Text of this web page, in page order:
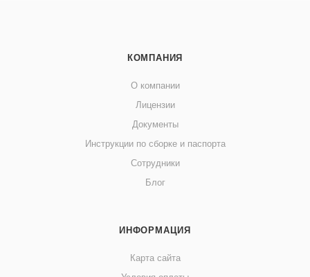
КОМПАНИЯ
О компании
Лицензии
Документы
Инструкции по сборке и паспорта
Сотрудники
Блог
ИНФОРМАЦИЯ
Карта сайта